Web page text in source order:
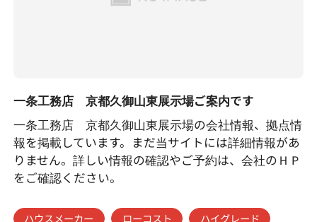
一条工務店 京都久御山東展示場ご案内です
一条工務店 京都久御山東展示場の会社情報、拠点情
報を掲載しています。まだ当サイトには詳細情報があ
りません。詳しい情報の確認やご予約は、会社のＨＰ
をご確認ください。
ハウスメーカー ローコスト
ハイグレード